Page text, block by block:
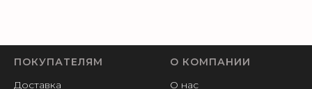
ПОКУПАТЕЛЯМ
Доставка
О КОМПАНИИ
О нас